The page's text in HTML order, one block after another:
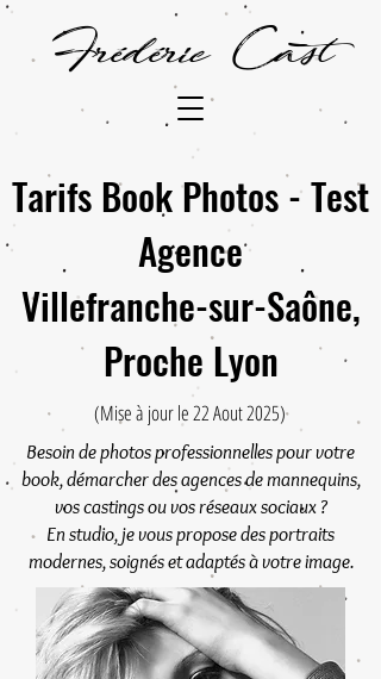
Frédéric Cast
Tarifs Book Photos - Test
Agence
Villefranche-sur-Saône,
Proche Lyon
(Mise à jour le 22 Aout 2025)
Besoin de photos professionnelles pour votre
book, démarcher des agences de mannequins,
vos castings ou vos réseaux sociaux ?
En studio, je vous propose des portraits
modernes, soignés et adaptés à votre image.